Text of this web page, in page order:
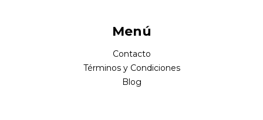
Menú
Contacto
Términos y Condiciones
Blog